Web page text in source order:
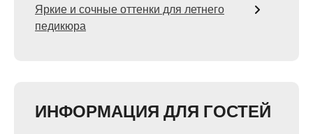
Яркие и сочные оттенки для летнего
педикюра
ИНФОРМАЦИЯ ДЛЯ ГОСТЕЙ